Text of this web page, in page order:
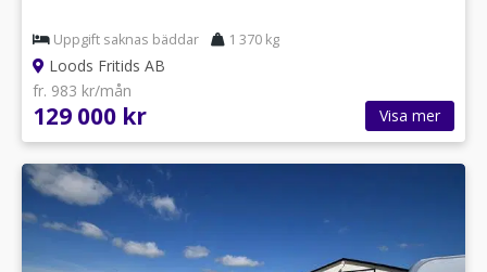
Uppgift saknas bäddar 1 370 kg
Loods Fritids AB
fr. 983 kr/mån
129 000 kr Visa mer